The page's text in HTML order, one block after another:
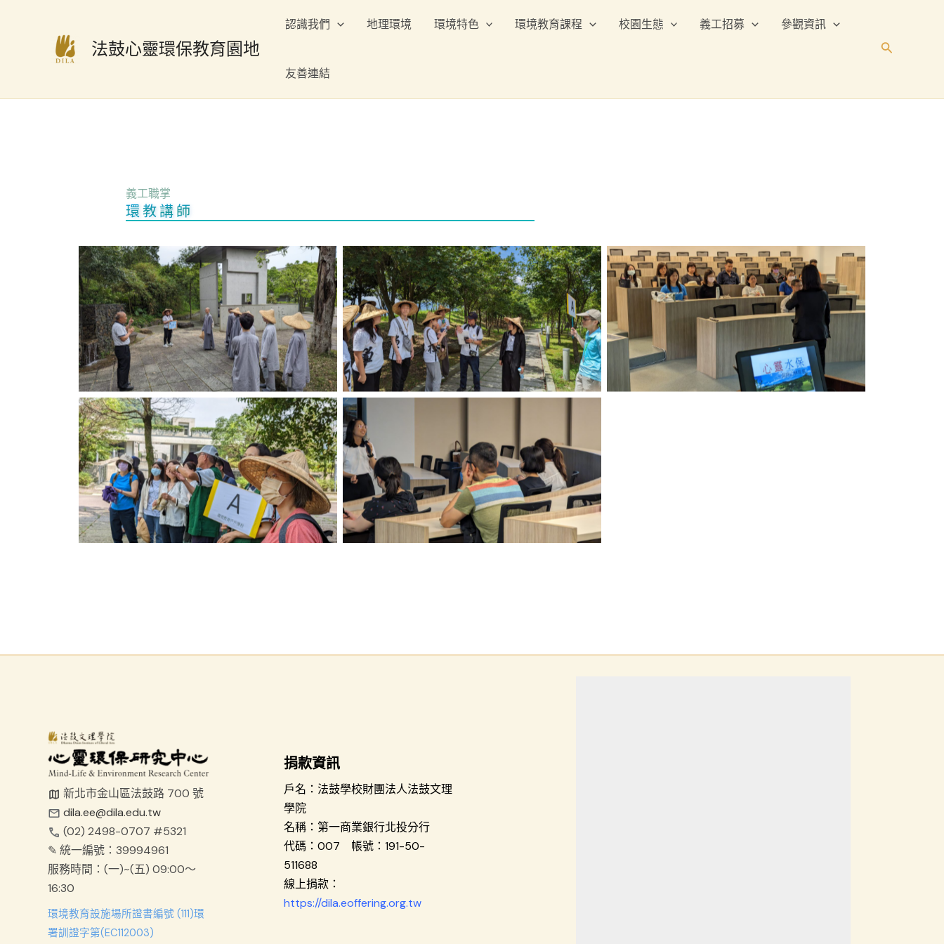
容
法鼓心靈環保教育園地
認識我們 地理環境 環境特色 環境教育課程 校園生態 義工招募 參觀資訊
友善連結
搜
義工職掌
環教講師
環境教育點解說-無住廣場 環境教育點解說-大願橋 課程靜心帶領
環境教育點解說-修林廣場 環境教育課程帶領
新北市金山區法鼓路 700 號
dila.ee@dila.edu.tw
(02) 2498-0707 #5321
✎ 統一編號：39994961
服務時間： (一)~(五) 09:00～
16:30
環境教育設施場所證書編號 (111)環
署訓證字第(EC112003)
捐款資訊
戶名：法鼓學校財團法人法鼓文理
學院
名稱：第一商業銀行北投分行
代碼：007 帳號：191-50-
511688
線上捐款：
https://dila.eoffering.org.tw